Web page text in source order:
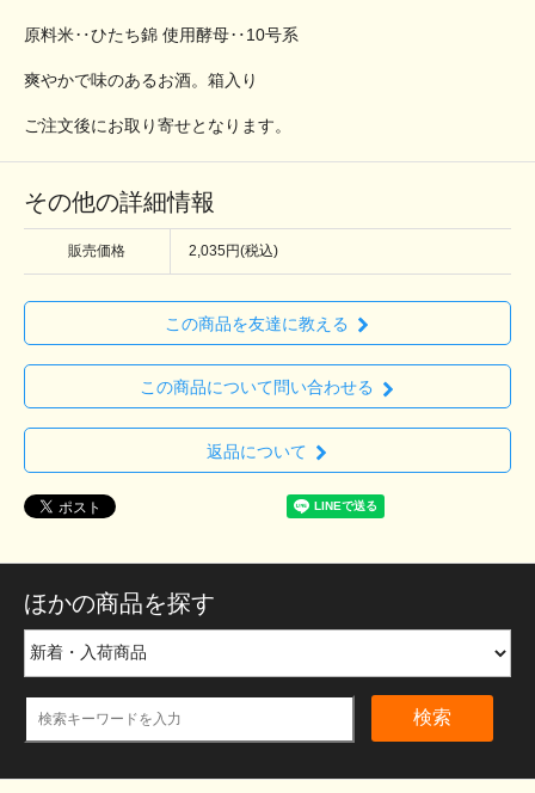
原料米‥ひたち錦 使用酵母‥10号系
爽やかで味のあるお酒。箱入り
ご注文後にお取り寄せとなります。
その他の詳細情報
販売価格 2,035円(税込)
この商品を友達に教える
この商品について問い合わせる
返品について
ほかの商品を探す
検索